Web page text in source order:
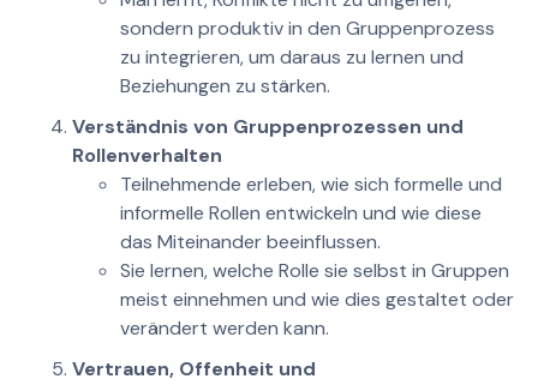
sondern produktiv in den Gruppenprozess
zu integrieren, um daraus zu lernen und
Beziehungen zu stärken.
Verständnis von Gruppenprozessen und
Rollenverhalten
Teilnehmende erleben, wie sich formelle und
informelle Rollen entwickeln und wie diese
das Miteinander beeinflussen.
Sie lernen, welche Rolle sie selbst in Gruppen
meist einnehmen und wie dies gestaltet oder
verändert werden kann.
Vertrauen, Offenheit und